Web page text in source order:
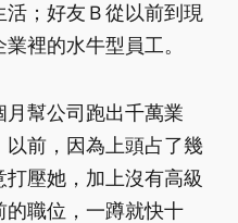
；好友Ｂ從以前到現
裡的水牛型員工。
月幫公司跑出千萬業
前，因為上頭占了幾
壓她，加上沒有高級
的職位，一蹲就快十